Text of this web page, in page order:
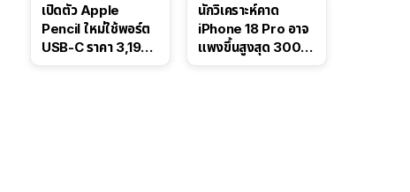
เปิดตัว Apple
Pencil ใหม่ใช้พอร์ต
USB-C ราคา 3,190
นักวิเคราะห์คาด
iPhone 18 Pro อาจ
แพงขึ้นสูงสุด 300